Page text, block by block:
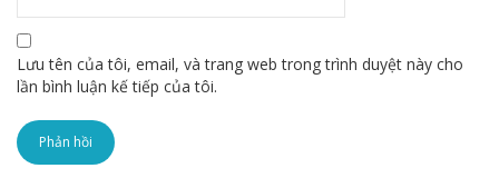
Lưu tên của tôi, email, và trang web trong trình duyệt này cho
lần bình luận kế tiếp của tôi.